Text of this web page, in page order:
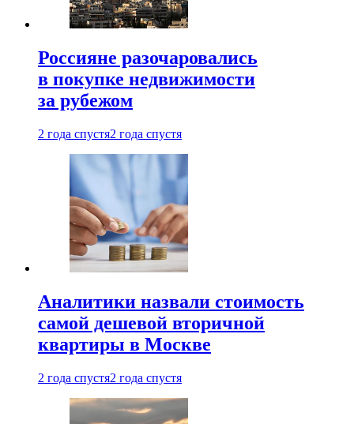
Россияне разочаровались
в покупке недвижимости
за рубежом
2 года спустя2 года спустя
Аналитики назвали стоимость
самой дешевой вторичной
квартиры в Москве
2 года спустя2 года спустя